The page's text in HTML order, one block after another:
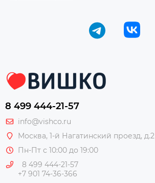
8 499 444-21-57
info@vishco.ru
Москва, 1-й Нагатинский проезд, д.2
Пн-Пт с 10:00 до 19:00
8 499 444-21-57
+7 901 74-36-366